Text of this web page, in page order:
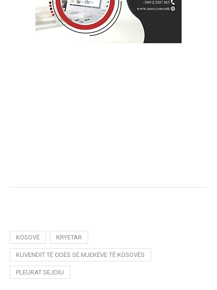
KOSOVË KRYETAR
KUVENDIT TË ODËS SË MJEKËVE TË KOSOVËS
PLEURAT SEJDIU